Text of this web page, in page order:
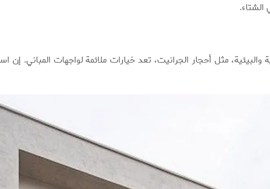
الشتاء.
مثل أحجار الجرانيت، تعد خيارات ملائمة لواجهات المباني. إن